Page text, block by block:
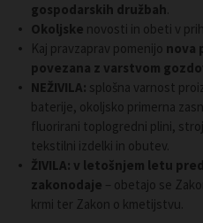
gospodarskih družbah
Okoljske novosti in obeti v
Kaj pravzaprav pomenijo nova
povezana z varstvom
NEŽIVILA: splošna varnost
baterije, okoljsko primerna
fluorirani toplogredni plini,
tekstilni izdelki in obutev.
ŽIVILA: v letošnjem letu
zakonodaje – obetajo se
krmi ter Zakon o kmetijstvu.